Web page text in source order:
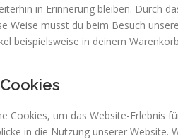
in Erinnerung bleiben. Durch
Weise musst du beim Besuch
beispielsweise in deinem
Cookies, um das Website-Erlebnis
in die Nutzung unserer Website.